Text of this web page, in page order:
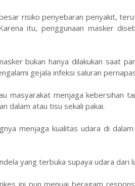
risiko penyebaran penyakit,
itu, penggunaan masker
bukan hanya dilakukan saat
gejala infeksi saluran
masyarakat menjaga kebersihan
dalam atau tisu sekali pakai.
menjaga kualitas udara di
yang terbuka supaya udara dari
ini pun menuai beragam